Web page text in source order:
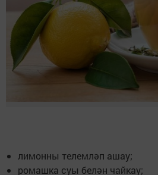
лимонны телемләп ашау;
ромашка суы белән чайкау;